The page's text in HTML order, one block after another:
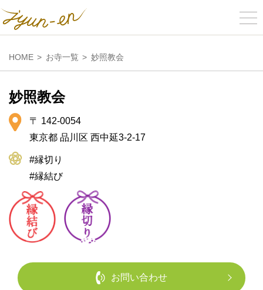
HOME お寺一覧 妙照教会
妙照教会
〒 142-0054
東京都 品川区 西中延3-2-17
#縁切り
#縁結び
お問い合わせ